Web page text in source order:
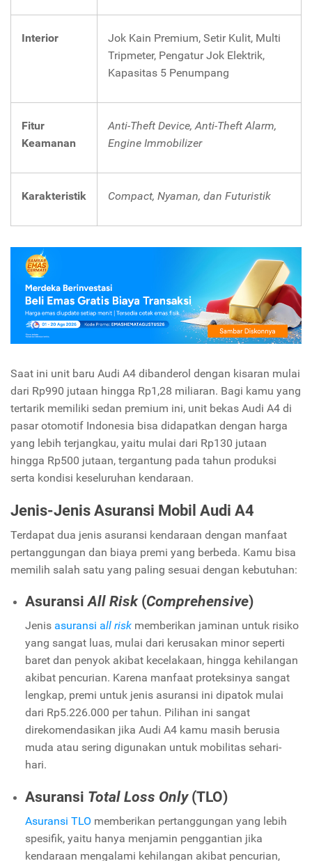
Interior
Jok Kain Premium, Setir Kulit, Multi
Tripmeter, Pengatur Jok Elektrik,
Kapasitas 5 Penumpang
Fitur
Keamanan
Anti-Theft Device, Anti-Theft Alarm,
Engine Immobilizer
Karakteristik Compact, Nyaman, dan Futuristik
Saat ini unit baru Audi A4 dibanderol dengan kisaran mulai
dari Rp990 jutaan hingga Rp1,28 miliaran. Bagi kamu yang
tertarik memiliki sedan premium ini, unit bekas Audi A4 di
pasar otomotif Indonesia bisa didapatkan dengan harga
yang lebih terjangkau, yaitu mulai dari Rp130 jutaan
hingga Rp500 jutaan, tergantung pada tahun produksi
serta kondisi keseluruhan kendaraan.
Jenis-Jenis Asuransi Mobil Audi A4
Terdapat dua jenis asuransi kendaraan dengan manfaat
pertanggungan dan biaya premi yang berbeda. Kamu bisa
memilih salah satu yang paling sesuai dengan kebutuhan:
AsuransiAll Risk(Comprehensive)
Jenis asuransi all riskmemberikan jaminan untuk risiko
yang sangat luas, mulai dari kerusakan minor seperti
baret dan penyok akibat kecelakaan, hingga kehilangan
akibat pencurian. Karena manfaat proteksinya sangat
lengkap, premi untuk jenis asuransi ini dipatok mulai
dari Rp5.226.000 per tahun. Pilihan ini sangat
direkomendasikan jika Audi A4 kamu masih berusia
muda atau sering digunakan untuk mobilitas sehari-
hari.
Asuransi Total Loss Only(TLO)
Asuransi TLO memberikan pertanggungan yang lebih
spesifik, yaitu hanya menjamin penggantian jika
kendaraan mengalami kehilangan akibat pencurian,